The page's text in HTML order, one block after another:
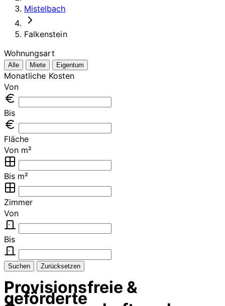
Mistelbach
Falkenstein
Wohnungsart
Alle Miete Eigentum
Monatliche Kosten
Von
Bis
Fläche
Von m²
Bis m²
Zimmer
Von
Bis
Suchen Zurücksetzen
Provisionsfreie &
geförderte